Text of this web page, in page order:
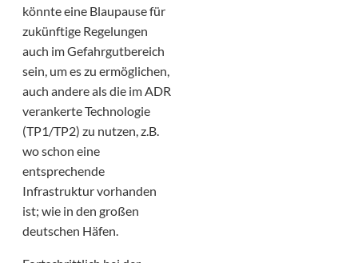
könnte eine Blaupause für
zukünftige Regelungen
auch im Gefahrgutbereich
sein, um es zu ermöglichen,
auch andere als die im ADR
verankerte Technologie
(TP1/TP2) zu nutzen, z.B.
wo schon eine
entsprechende
Infrastruktur vorhanden
ist; wie in den großen
deutschen Häfen.